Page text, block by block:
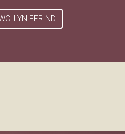
YN FFRIND